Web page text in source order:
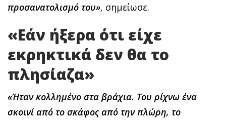
προσανατολισμό του», σημείωσε.
«Εάν ήξερα ότι είχε
εκρηκτικά δεν θα το
πλησίαζα»
«Ήταν κολλημένο στα βράχια. Του ρίχνω ένα
σκοινί από το σκάφος από την πλώρη, το